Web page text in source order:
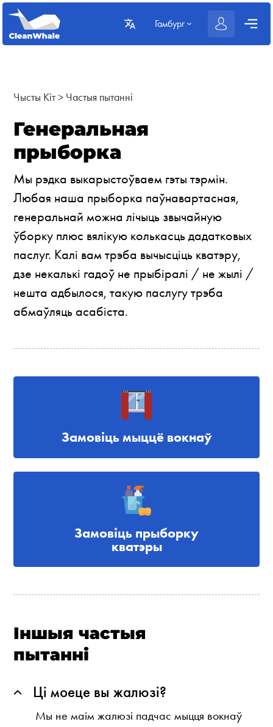
Гамбург
Чысты Кіт> Частыя пытанні
Генеральная
прыборка
Мы рэдка выкарыстоўваем гэты тэрмін.
Любая наша прыборка паўнавартасная,
генеральнай можна лічыць звычайную
ўборку плюс вялікую колькасць дадатковых
паслуг. Калі вам трэба вычысціць кватэру,
дзе некалькі гадоў не прыбіралі / не жылі /
нешта адбылося, такую паслугу трэба
абмаўляць асабіста.
Замовіць мыццё вокнаў
Замовіць прыборку
кватэры
Іншыя частыя
пытанні
Ці моеце вы жалюзі?
Мы не маім жалюзі падчас мыцця вокнаў